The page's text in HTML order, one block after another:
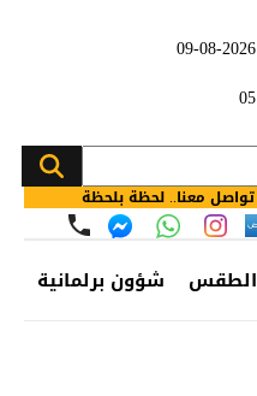
تواصل معنا.. لحظة بلحظة
الطقس شؤون برلمانية